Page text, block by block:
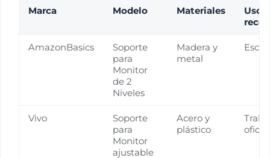
Marca Modelo Materiales
Uso
AmazonBasics
Soporte
para
Monitor
de 2
Niveles
Madera y
metal
Vivo
Soporte
para
Monitor
ajustable
Acero y
plástico